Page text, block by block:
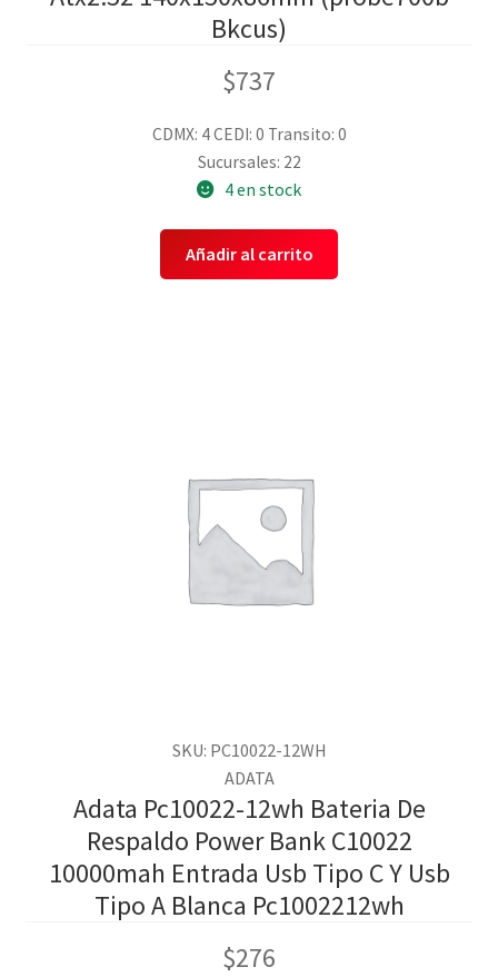
Bkcus)
$737
CDMX: 4CEDI: 0 Transito: 0
Sucursales: 22
4 en stock
Añadir al carrito
SKU: PC10022-12WH
ADATA
Adata Pc10022-12wh Bateria De
Respaldo Power Bank C10022
10000mah Entrada Usb Tipo C Y Usb
Tipo A Blanca Pc1002212wh
$276